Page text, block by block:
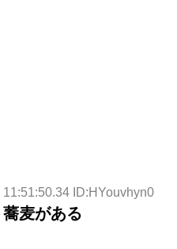
ID:HYouvhyn0
麦がある